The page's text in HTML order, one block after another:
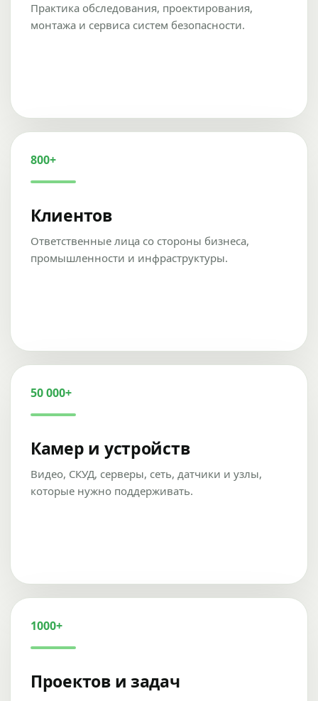
Практика обследования, проектирования,
монтажа и сервиса систем безопасности.
800+
Клиентов
Ответственные лица со стороны бизнеса,
промышленности и инфраструктуры.
50 000+
Камер и устройств
Видео, СКУД, серверы, сеть, датчики и узлы,
которые нужно поддерживать.
1000+
Проектов и задач